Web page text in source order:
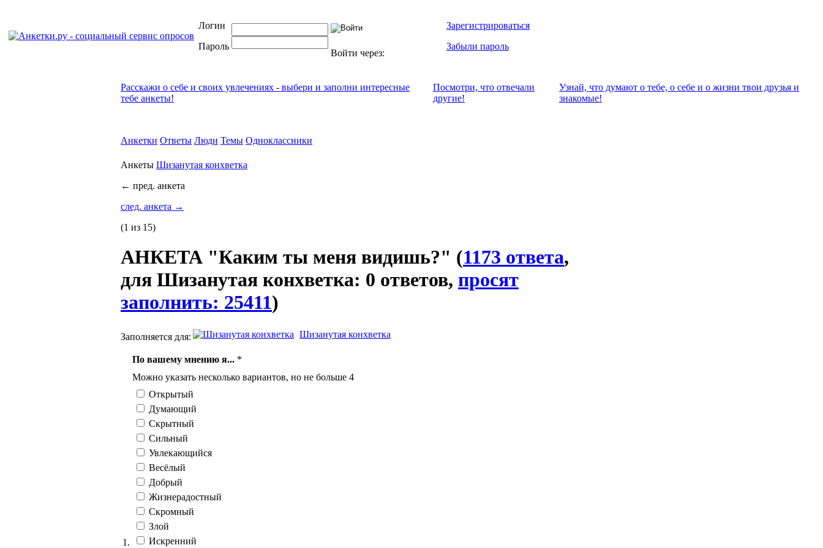
Логин
Пароль
Войти через:
Зарегистрироваться
Забыли пароль
Расскажи о себе и своих увлечениях - выбери и заполни интересные
тебе анкеты!
Посмотри, что отвeчали
другие!
Узнай, что думают о тебе, о себе и о жизни твои друзья и
знакомые!
Анкетки Ответы Люди Темы Одноклассники
Анкеты Шизанутая конхветка
← пред. анкета
след. анкета →
(1 из 15)
АНКЕТА "Каким ты меня видишь?" (1173 ответа,
для Шизанутая конхветка: 0 ответов, просят
заполнить: 25411)
Заполняется для: Шизанутая конхветка
1.
По вашему мнению я... *
Можно указать несколько вариантов, но не больше 4
Открытый
Думающий
Скрытный
Сильный
Увлекающийся
Весёлый
Добрый
Жизнерадостный
Скромный
Злой
Искренний